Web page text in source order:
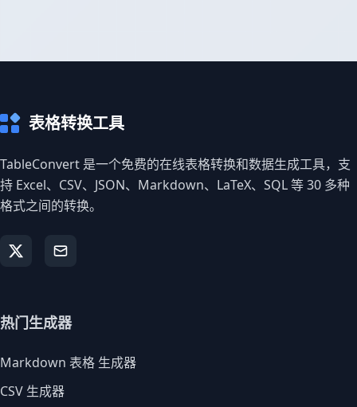
表格转换工具
TableConvert 是一个免费的在线表格转换和数据生成工具，支
持 Excel、CSV、JSON、Markdown、LaTeX、SQL 等 30 多种
格式之间的转换。
热门生成器
Markdown 表格 生成器
CSV 生成器